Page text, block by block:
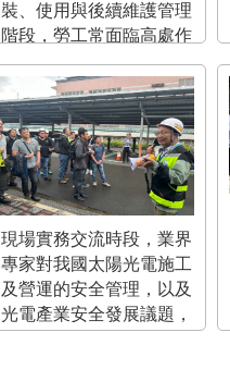
裝、使用與後續維護管理
階段，勞工常面臨高處作
業、電氣作業、高氣溫下
作業等風險，期能透過本
日觀摩協助業者瞭解職安
規定，確保職場安全。
現場實務交流時段，業界
專家對我國太陽光電施工
及營運的安全管理，以及
光電產業安全發展議題，